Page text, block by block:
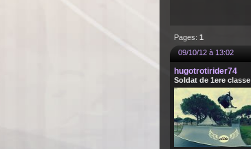
Pages: 1
09/10/12 à 13:02
hugotrotirider74
Soldat de 1ere classe